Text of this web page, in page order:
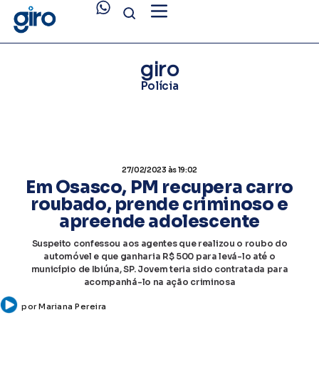
giro
Polícia
27/02/2023 às 19:02
Em Osasco, PM recupera carro
roubado, prende criminoso e
apreende adolescente
Suspeito confessou aos agentes que realizou o roubo do
automóvel e que ganharia R$ 500 para levá-lo até o
município de Ibiúna, SP. Jovem teria sido contratada para
acompanhá-lo na ação criminosa
porMariana Pereira